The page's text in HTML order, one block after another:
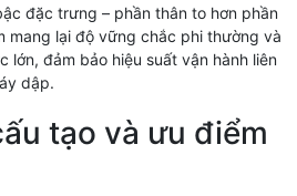
đặc trưng – phần thân to hơn phần
mang lại độ vững chắc phi thường và
lớn, đảm bảo hiệu suất vận hành liên
dập.
tạo và ưu điểm